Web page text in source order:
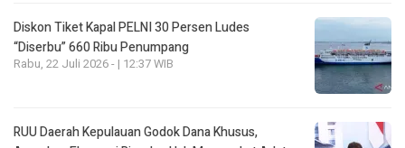
Diskon Tiket Kapal PELNI 30 Persen Ludes
“Diserbu” 660 Ribu Penumpang
Rabu, 22 Juli 2026 - | 12:37 WIB
RUU Daerah Kepulauan Godok Dana Khusus,